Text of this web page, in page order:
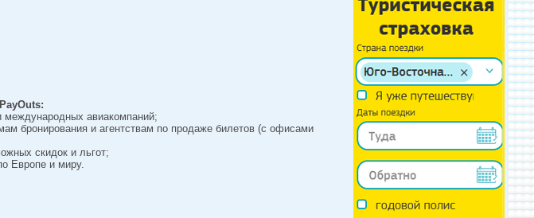
международных авиакомпаний;
бронирования и агентствам по продаже билетов (с офисами
скидок и льгот;
Европе и миру.